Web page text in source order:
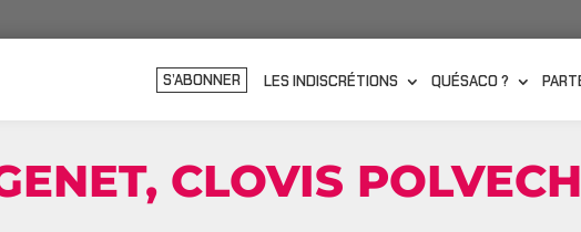
S’ABONNER LES INDISCRÉTIONS QUÉSACO ?
CLOVIS